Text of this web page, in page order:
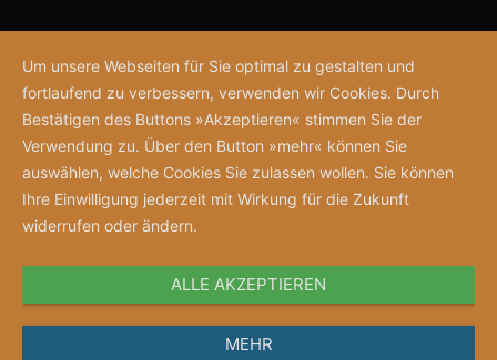
Um unsere Webseiten für Sie optimal zu gestalten und
fortlaufend zu verbessern, verwenden wir Cookies. Durch
Bestätigen des Buttons »Akzeptieren« stimmen Sie der
Verwendung zu. Über den Button »mehr« können Sie
auswählen, welche Cookies Sie zulassen wollen. Sie können
Ihre Einwilligung jederzeit mit Wirkung für die Zukunft
widerrufen oder ändern.
ALLE AKZEPTIEREN
MEHR